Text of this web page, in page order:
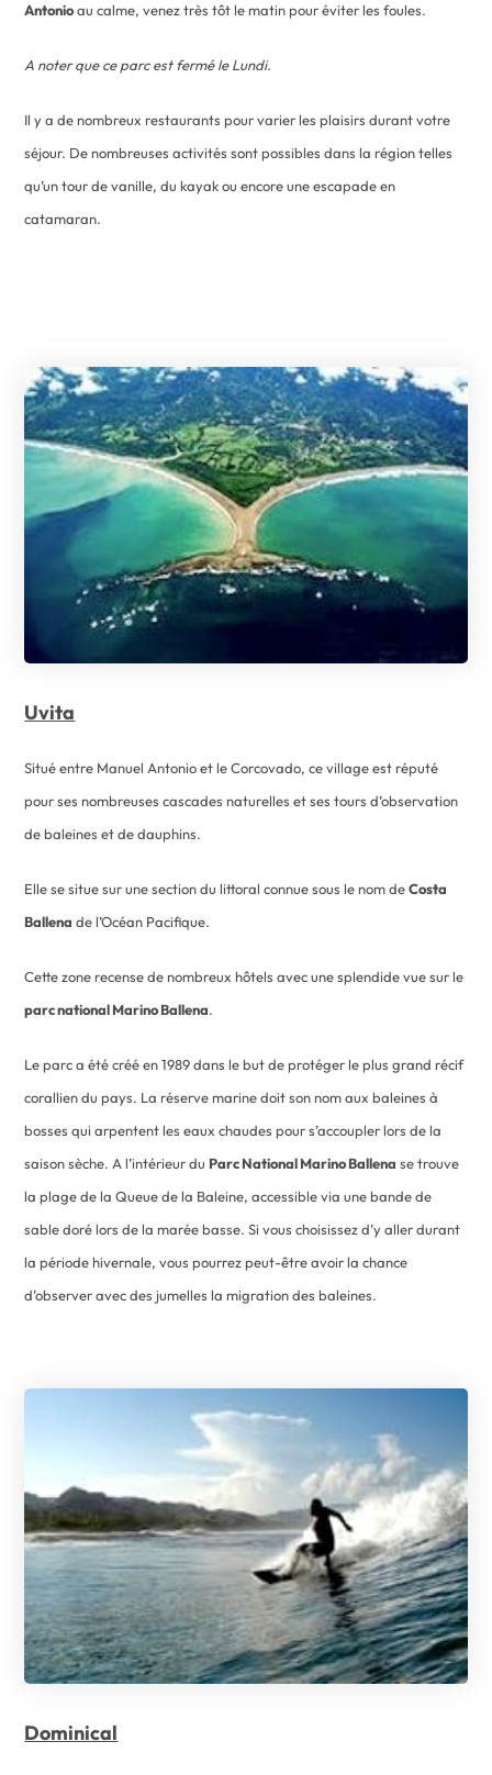
Antonioau calme, venez très tôt le matin pour éviter les foules.
A noter que ce parc est fermé le Lundi.
Il y a de nombreux restaurants pour varier les plaisirs durant votre
séjour. De nombreuses activités sont possibles dans la région telles
qu’un tour de vanille, du kayak ou encore une escapade en
catamaran.
Uvita
Situé entre Manuel Antonio et le Corcovado, ce village est réputé
pour ses nombreuses cascades naturelles et ses tours d’observation
de baleines et de dauphins.
Elle se situe sur une section du littoral connue sous le nom deCosta
Ballena de l’Océan Pacifique.
Cette zone recense de nombreux hôtels avec une splendide vue sur le
parc national Marino Ballena.
Le parc a été créé en 1989 dans le but de protéger le plus grand récif
corallien du pays. La réserve marine doit son nom aux baleines à
bosses qui arpentent les eaux chaudes pour s’accoupler lors de la
saison sèche. A l’intérieur du Parc National Marino Ballena se trouve
la plage de la Queue de la Baleine, accessible via une bande de
sable doré lors de la marée basse. Si vous choisissez d’y aller durant
la période hivernale, vous pourrez peut-être avoir la chance
d’observer avec des jumelles la migration des baleines.
Dominical